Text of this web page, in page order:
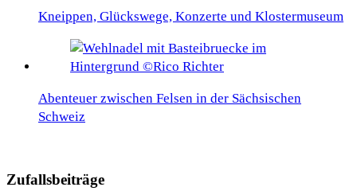
Kneippen, Glückswege, Konzerte und Klostermuseum
Abenteuer zwischen Felsen in der Sächsischen
Schweiz
Zufallsbeiträge